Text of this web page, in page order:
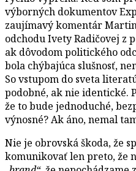
výborných dokumentov
zaujímavý komentár
odchodu Ivety Radičovej z
ak dôvodom politického
bola chýbajúca slušnosť,
So vstupom do sveta
podobné, ak nie identické.
že to bude jednoduché,
výnosné? Ak áno, nemal
Nie je obrovská škoda, že
komunikovať len preto, že